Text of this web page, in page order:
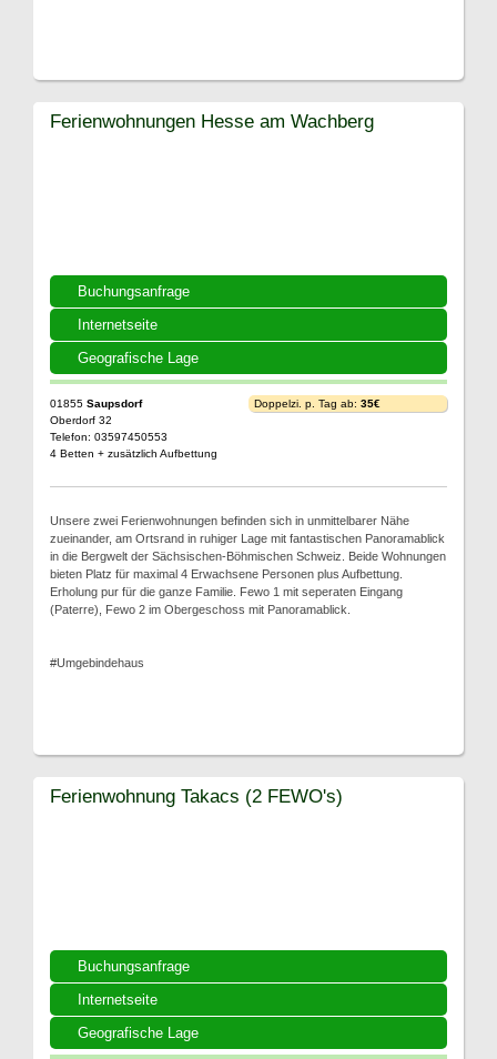
Buchungsanfrage
Internetseite
Geografische Lage
Ferienwohnungen Hesse am Wachberg
01855 Saupsdorf
Oberdorf 32
Telefon: 03597450553
4 Betten + zusätzlich Aufbettung
Doppelzi. p. Tag ab: 35€
Unsere zwei Ferienwohnungen befinden sich in unmittelbarer Nähe
zueinander, am Ortsrand in ruhiger Lage mit fantastischen Panoramablick
in die Bergwelt der Sächsischen-Böhmischen Schweiz. Beide Wohnungen
bieten Platz für maximal 4 Erwachsene Personen plus Aufbettung.
Erholung pur für die ganze Familie. Fewo 1 mit seperaten Eingang
(Paterre), Fewo 2 im Obergeschoss mit Panoramablick.
#Umgebindehaus
Buchungsanfrage
Internetseite
Geografische Lage
Ferienwohnung Takacs (2 FEWO's)